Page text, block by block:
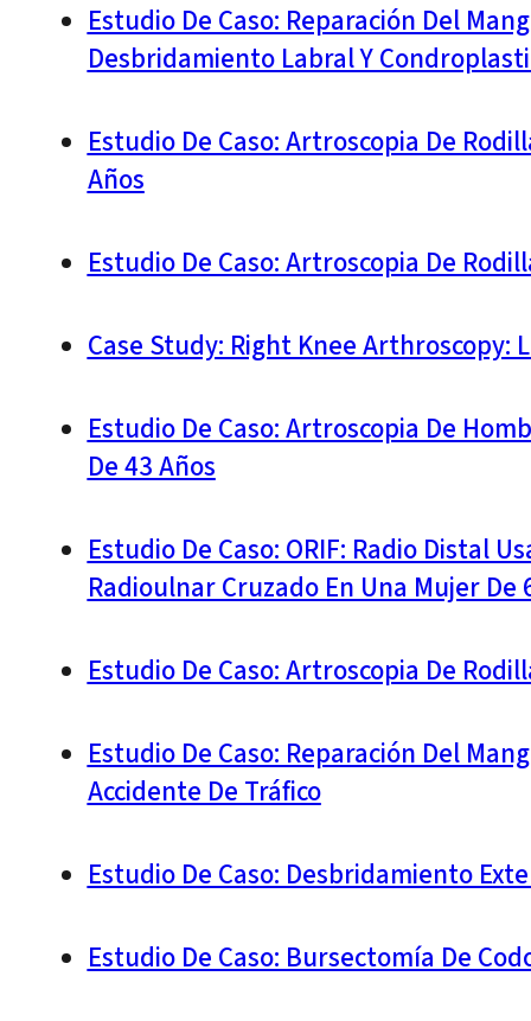
Estudio De Caso: Reparación Del
Desbridamiento Labral Y
Estudio De Caso: Artroscopia De
Años
Estudio De Caso: Artroscopia De
Case Study: Right Knee Arthroscopy:
Estudio De Caso: Artroscopia De
De 43 Años
Estudio De Caso: ORIF: Radio Distal
Radioulnar Cruzado En Una Mujer De
Estudio De Caso: Artroscopia De
Estudio De Caso: Reparación Del
Accidente De Tráfico
Estudio De Caso: Desbridamiento
Estudio De Caso: Bursectomía De